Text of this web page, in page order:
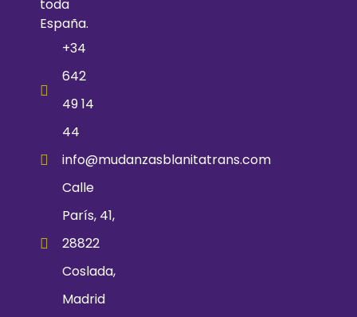
toda
España.
+34
642
49 14
44
info@mudanzasblanitatrans.com
Calle
París, 41,
28822
Coslada,
Madrid